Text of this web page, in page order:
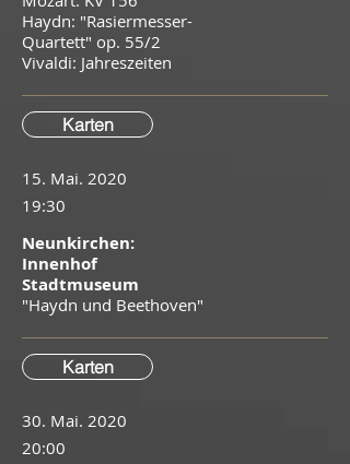
Haydn: "Rasiermesser-
Quartett" op. 55/2
​Vivaldi: Jahreszeiten
Karten
15. Mai. 2020
19:30
Neunkirchen:
Innenhof
Stadtmuseum
"Haydn und Beethoven"
Karten
30. Mai. 2020
20:00